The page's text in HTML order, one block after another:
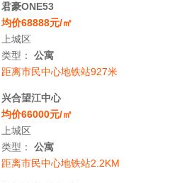
君豪ONE53
均价68888元/㎡
上城区
类型： 公寓
距离市民中心地铁站927米
兴合望江中心
均价66000元/㎡
上城区
类型： 公寓
距离市民中心地铁站2.2KM